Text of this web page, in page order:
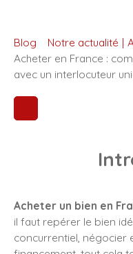
Blog Notre actualité |
Acheter en France :
avec un interlocuteur
Acheter un bien en
il faut repérer le bien
concurrentiel, négocier